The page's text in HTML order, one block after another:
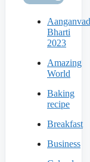
Bharti
2023
Amazing
World
Baking
recipe
Breakfast
Business